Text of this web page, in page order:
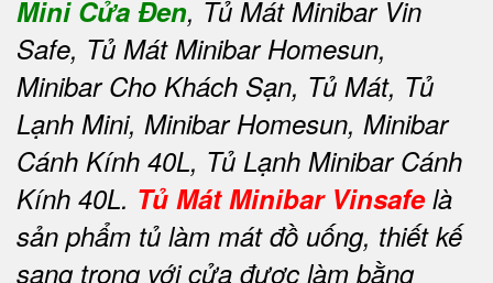
Mini Cửa Đen, Tủ Mát Minibar Vin
Safe, Tủ Mát Minibar Homesun,
Minibar Cho Khách Sạn, Tủ Mát, Tủ
Lạnh Mini, Minibar Homesun, Minibar
Cánh Kính 40L, Tủ Lạnh Minibar Cánh
Kính 40L. Tủ Mát Minibar Vinsafelà
sản phẩm tủ làm mát đồ uống, thiết kế
sang trọng với cửa được làm bằng